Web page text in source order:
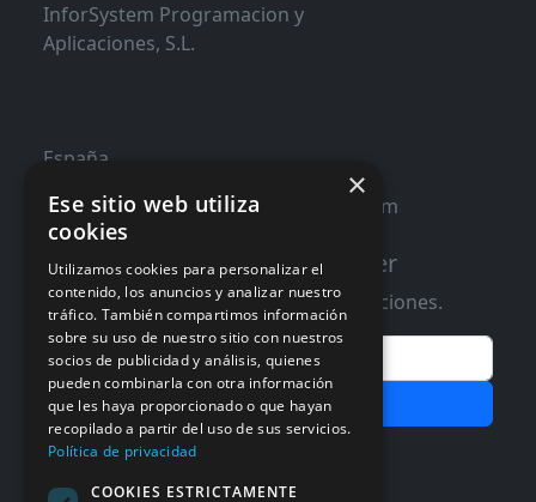
InforSystem Programacion y
Aplicaciones, S.L.
España
contacto@distribucioninformatica.com
Suscribete a nuestro Newsletter
Te informaremos de ofertas y promociones.
Email
Subscribir
Aceptar Politica de
×
Ese sitio web utiliza
cookies
Utilizamos cookies para personalizar el
contenido, los anuncios y analizar nuestro
tráfico. También compartimos información
sobre su uso de nuestro sitio con nuestros
socios de publicidad y análisis, quienes
pueden combinarla con otra información
que les haya proporcionado o que hayan
recopilado a partir del uso de sus servicios.
Política de privacidad
COOKIES ESTRICTAMENTE